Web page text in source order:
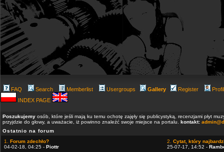
FAQ Search Memberlist Usergroups Gallery Register
INDEX PAGE
Poszukujemy osób, które jeśli mają ku temu ochotę zajęły się publicystyką, recenzjami płyt
przyjdzie do głowy, a uważacie, iż powinno znaleźć swoje miejsce na portalu. kontakt:
Ostatnio na forum
1. Forum zdechło?
04-02-18, 04:25 - Piottr
2. Cytat, który
25-07-17, 14:52 -